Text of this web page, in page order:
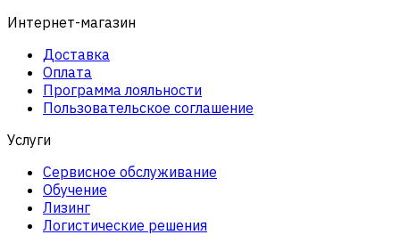
Интернет-магазин
Доставка
Оплата
Программа лояльности
Пользовательское соглашение
Услуги
Сервисное обслуживание
Обучение
Лизинг
Логистические решения